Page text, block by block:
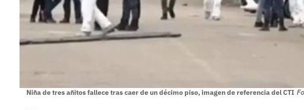
Niña de tres añitos fallece tras caer de un décimo piso, imagen de referencia del CTI